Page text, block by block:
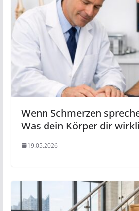
Wenn Schmerzen
Was dein Körper dir
19.05.2026